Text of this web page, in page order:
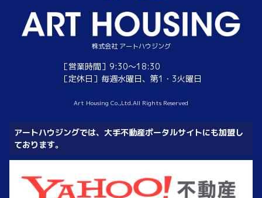
株式会社 アートハウジング
［営業時間］9:30～18:30
［定休日］毎週水曜日、第1・3火曜日
Art Housing Co.,Ltd.All Rights Reserved
アートハウジングでは、大手不動産ポータルサイトにも加盟し
ております。